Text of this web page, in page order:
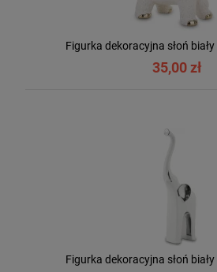
Figurka dekoracyjna słoń
35,00 zł
Figurka dekoracyjna słoń